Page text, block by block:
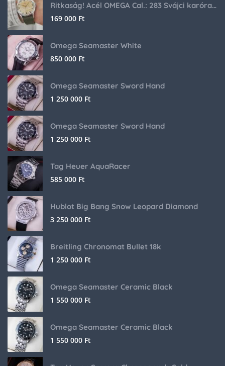
Ritkaság! Acél OMEGA Cal.: 283 Svájci karóra 1953-ból!
169 000 Ft
Omega Seamaster White
850 000 Ft
Omega Seamaster Sword Hand
1 250 000 Ft
Omega Seamaster Sword Hand
1 250 000 Ft
Tag Heuer AquaRacer
585 000 Ft
Hublot Big Bang Snow Leopard Diamond
3 250 000 Ft
Breitling Chronomat Bullet 18k
1 250 000 Ft
Omega Seamaster Ceramic Black
1 550 000 Ft
Omega Seamaster Ceramic Black
1 550 000 Ft